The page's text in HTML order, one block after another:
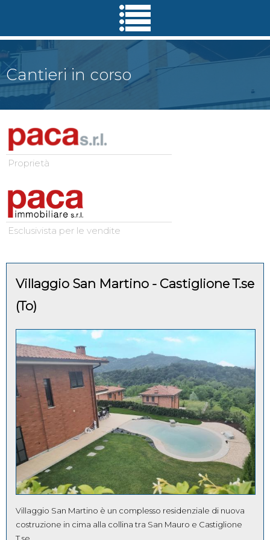
Salta al
contenuto
principale
Cantieri in corso
Proprietà
Esclusivista per le vendite
Villaggio San Martino - Castiglione T.se
(To)
Villaggio San Martino è un complesso residenziale di nuova
costruzione in cima alla collina tra San Mauro e Castiglione